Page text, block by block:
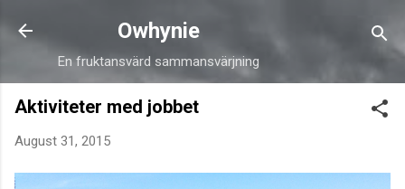
Skip to main content
Owhynie
En fruktansvärd sammansvärjning
Aktiviteter med jobbet
August 31, 2015